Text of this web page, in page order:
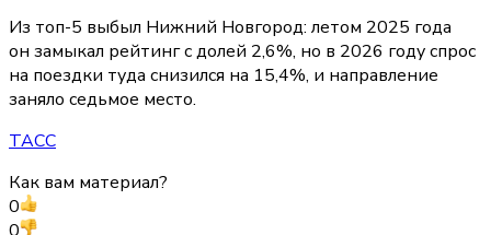
Из топ-5 выбыл Нижний Новгород: летом 2025 года
он замыкал рейтинг с долей 2,6%, но в 2026 году спрос
на поездки туда снизился на 15,4%, и направление
заняло седьмое место.
ТАСС
Как вам материал?
0